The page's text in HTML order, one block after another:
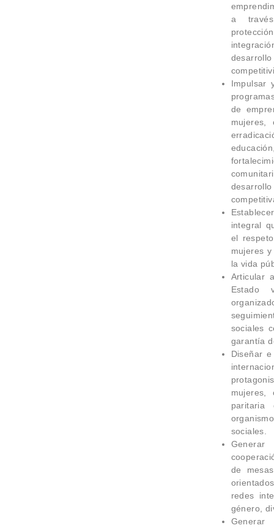
a
Impulsar
de
integral
el
mujeres
la vida
Articular
Estado
sociales
garantía
Diseñar
sociales.
de
redes
género,